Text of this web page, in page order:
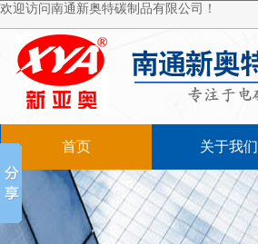
欢迎访问南通新奥特碳制品有限公司！
首页 关于我们